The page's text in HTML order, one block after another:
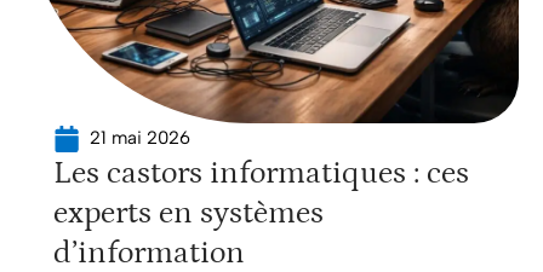
21 mai 2026
Les castors informatiques : ces
experts en systèmes
d’information